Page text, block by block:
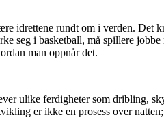
idrettene rundt om i verden. Det
seg i basketball, må spillere
man oppnår det.
ulike ferdigheter som dribling,
er ikke en prosess over